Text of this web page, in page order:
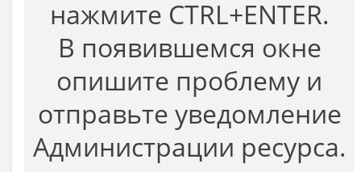
нажмите CTRL+ENTER.
В появившемся окне
опишите проблему и
отправьте уведомление
Администрации ресурса.